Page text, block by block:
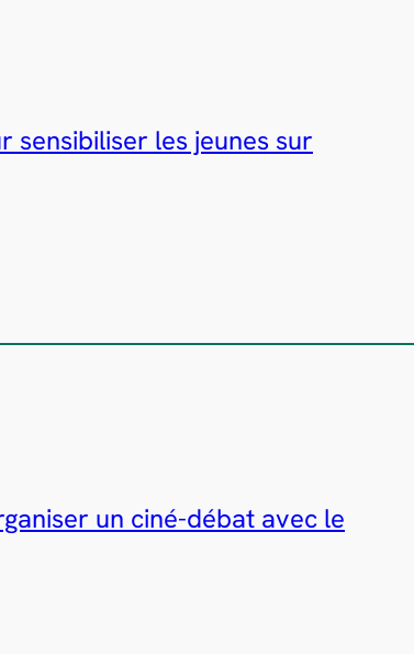
sensibiliser les jeunes sur
un ciné-débat avec le